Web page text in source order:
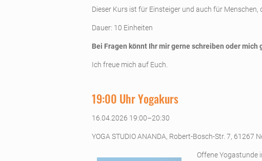
Dieser Kurs ist für Einsteiger und auch für
Dauer: 10 Einheiten
Bei Fragen könnt Ihr mir gerne schreiben oder mich
Ich freue mich auf Euch.
19:00 Uhr Yogakurs
16.04.2026 19:00–20:30
YOGA STUDIO ANANDA, Robert-Bosch-Str. 7, 61267
Offene Yogastunde